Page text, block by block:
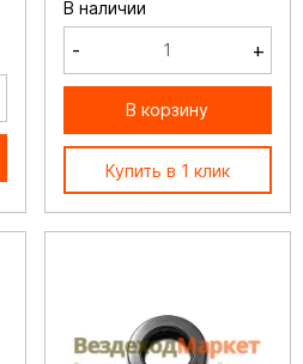
В наличии
- +
В корзину
Купить в 1 клик